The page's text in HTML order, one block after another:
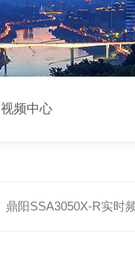
视频中心
鼎阳SSA3050X-R实时